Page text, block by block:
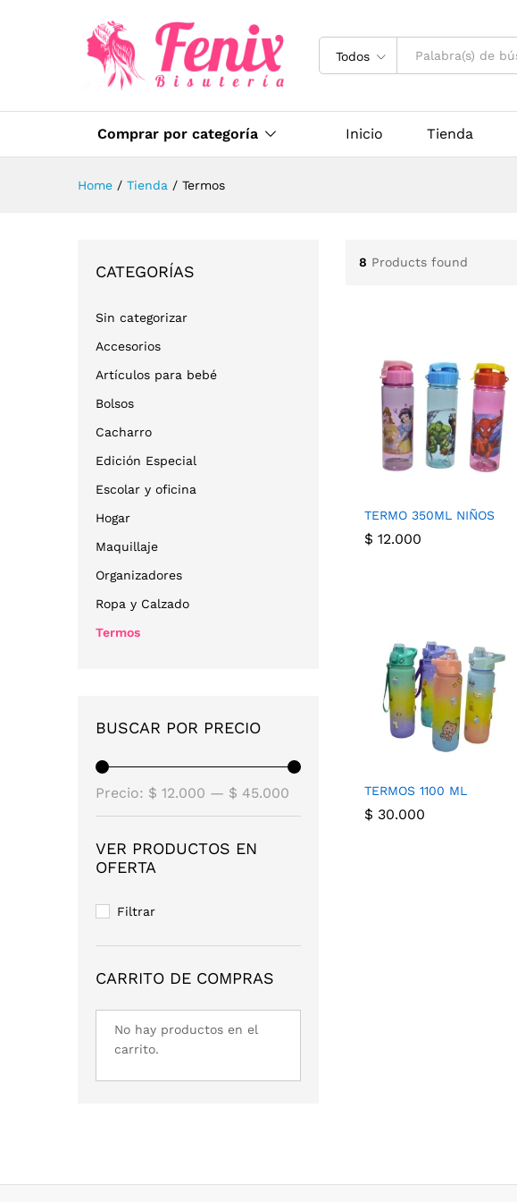
Todos
Comprar por categoría Inicio Tienda
Home / Tienda / Termos
8 Products found
TERMO 350ML NIÑOS
$ 12.000
TERMOS 1100 ML
$ 30.000
CATEGORÍAS
Sin categorizar
Accesorios
Artículos para bebé
Bolsos
Cacharro
Edición Especial
Escolar y oficina
Hogar
Maquillaje
Organizadores
Ropa y Calzado
Termos
BUSCAR POR PRECIO
mínimo
máximo
Precio: $ 12.000 — $ 45.000
VER PRODUCTOS EN
OFERTA
Filtrar
CARRITO DE COMPRAS
No hay productos en el
carrito.